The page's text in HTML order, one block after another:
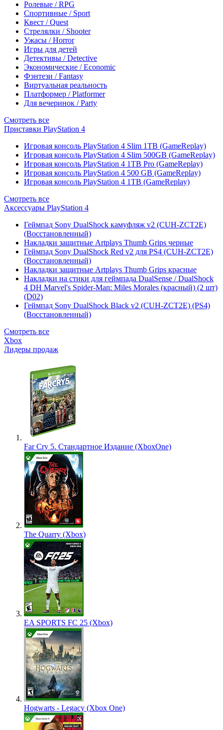
Ролевые / RPG
Спортивные / Sport
Квест / Quest
Стрелялки / Shooter
Ужасы / Horror
Игры для детей
Детективы / Detective
Экономические / Economic
Фэнтези / Fantasy
Виртуальная реальность
Платформер / Platformer
Для вечеринок / Party
Смотреть все
Приставки PlayStation 4
Игровая консоль PlayStation 4 Slim 1TB (GameReplay)
Игровая консоль PlayStation 4 Slim 500GB (GameReplay)
Игровая консоль PlayStation 4 1TB Pro (GameReplay)
Игровая консоль PlayStation 4 500 GB (GameReplay)
Игровая консоль PlayStation 4 1TB (GameReplay)
Смотреть все
Аксессуары PlayStation 4
Геймпад Sony DualShock камуфляж v2 (CUH-ZCT2E)
(Восстановленный)
Накладки защитные Artplays Thumb Grips черные
Геймпад Sony DualShock Red v2 для PS4 (CUH-ZCT2E)
(Восстановленный)
Накладки защитные Artplays Thumb Grips красные
Накладки на стики для геймпада DualSense / DualShock
4 DH Marvel's Spider-Man: Miles Morales (красный) (2 шт)
(D02)
Геймпад Sony DualShock Black v2 (CUH-ZCT2E) (PS4)
(Восстановленный)
Смотреть все
Xbox
Лидеры продаж
Far Cry 5. Стандартное Издание (XboxOne)
The Quarry (Xbox)
EA SPORTS FC 25 (Xbox)
Hogwarts - Legacy (Xbox One)